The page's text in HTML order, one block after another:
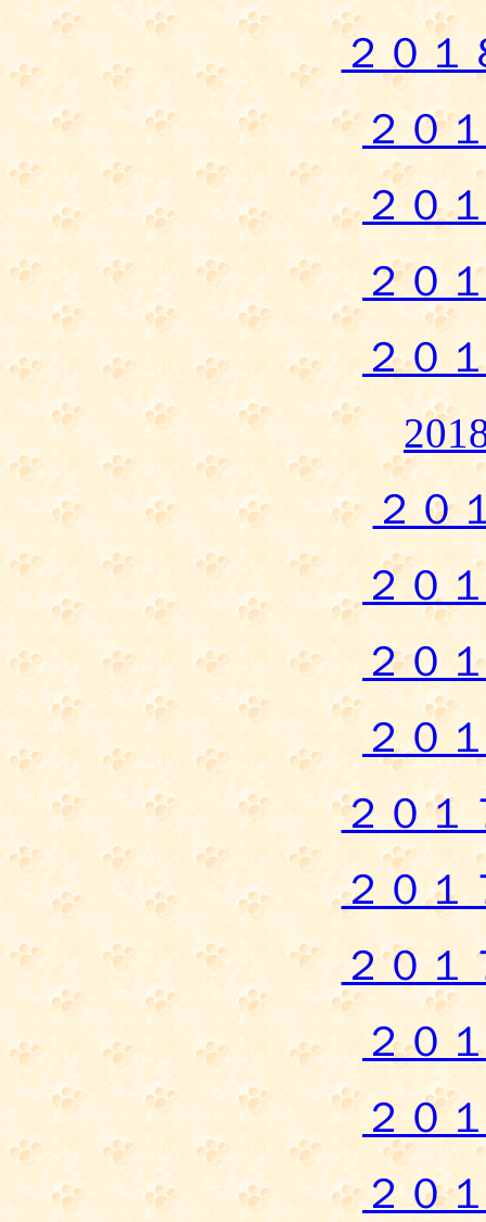
２０
２０
２０
２０
２０
２０
２０
２０
２０
２０１
２０１
２０１
２０
２０
２０